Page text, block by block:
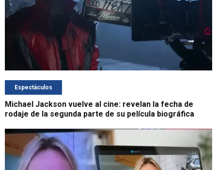
Espectáculos
Michael Jackson vuelve al cine: revelan la fecha de
rodaje de la segunda parte de su película biográfica